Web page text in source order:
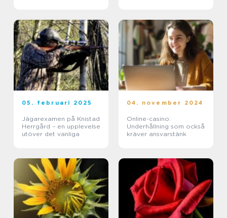
05. februari 2025
Jägarexamen på Knistad
Herrgård – en upplevelse
utöver det vanliga
04. november 2024
Online-casino:
Underhållning som också
kräver ansvarstänk